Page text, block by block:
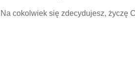
Na cokolwiek się zdecydujesz, życzę